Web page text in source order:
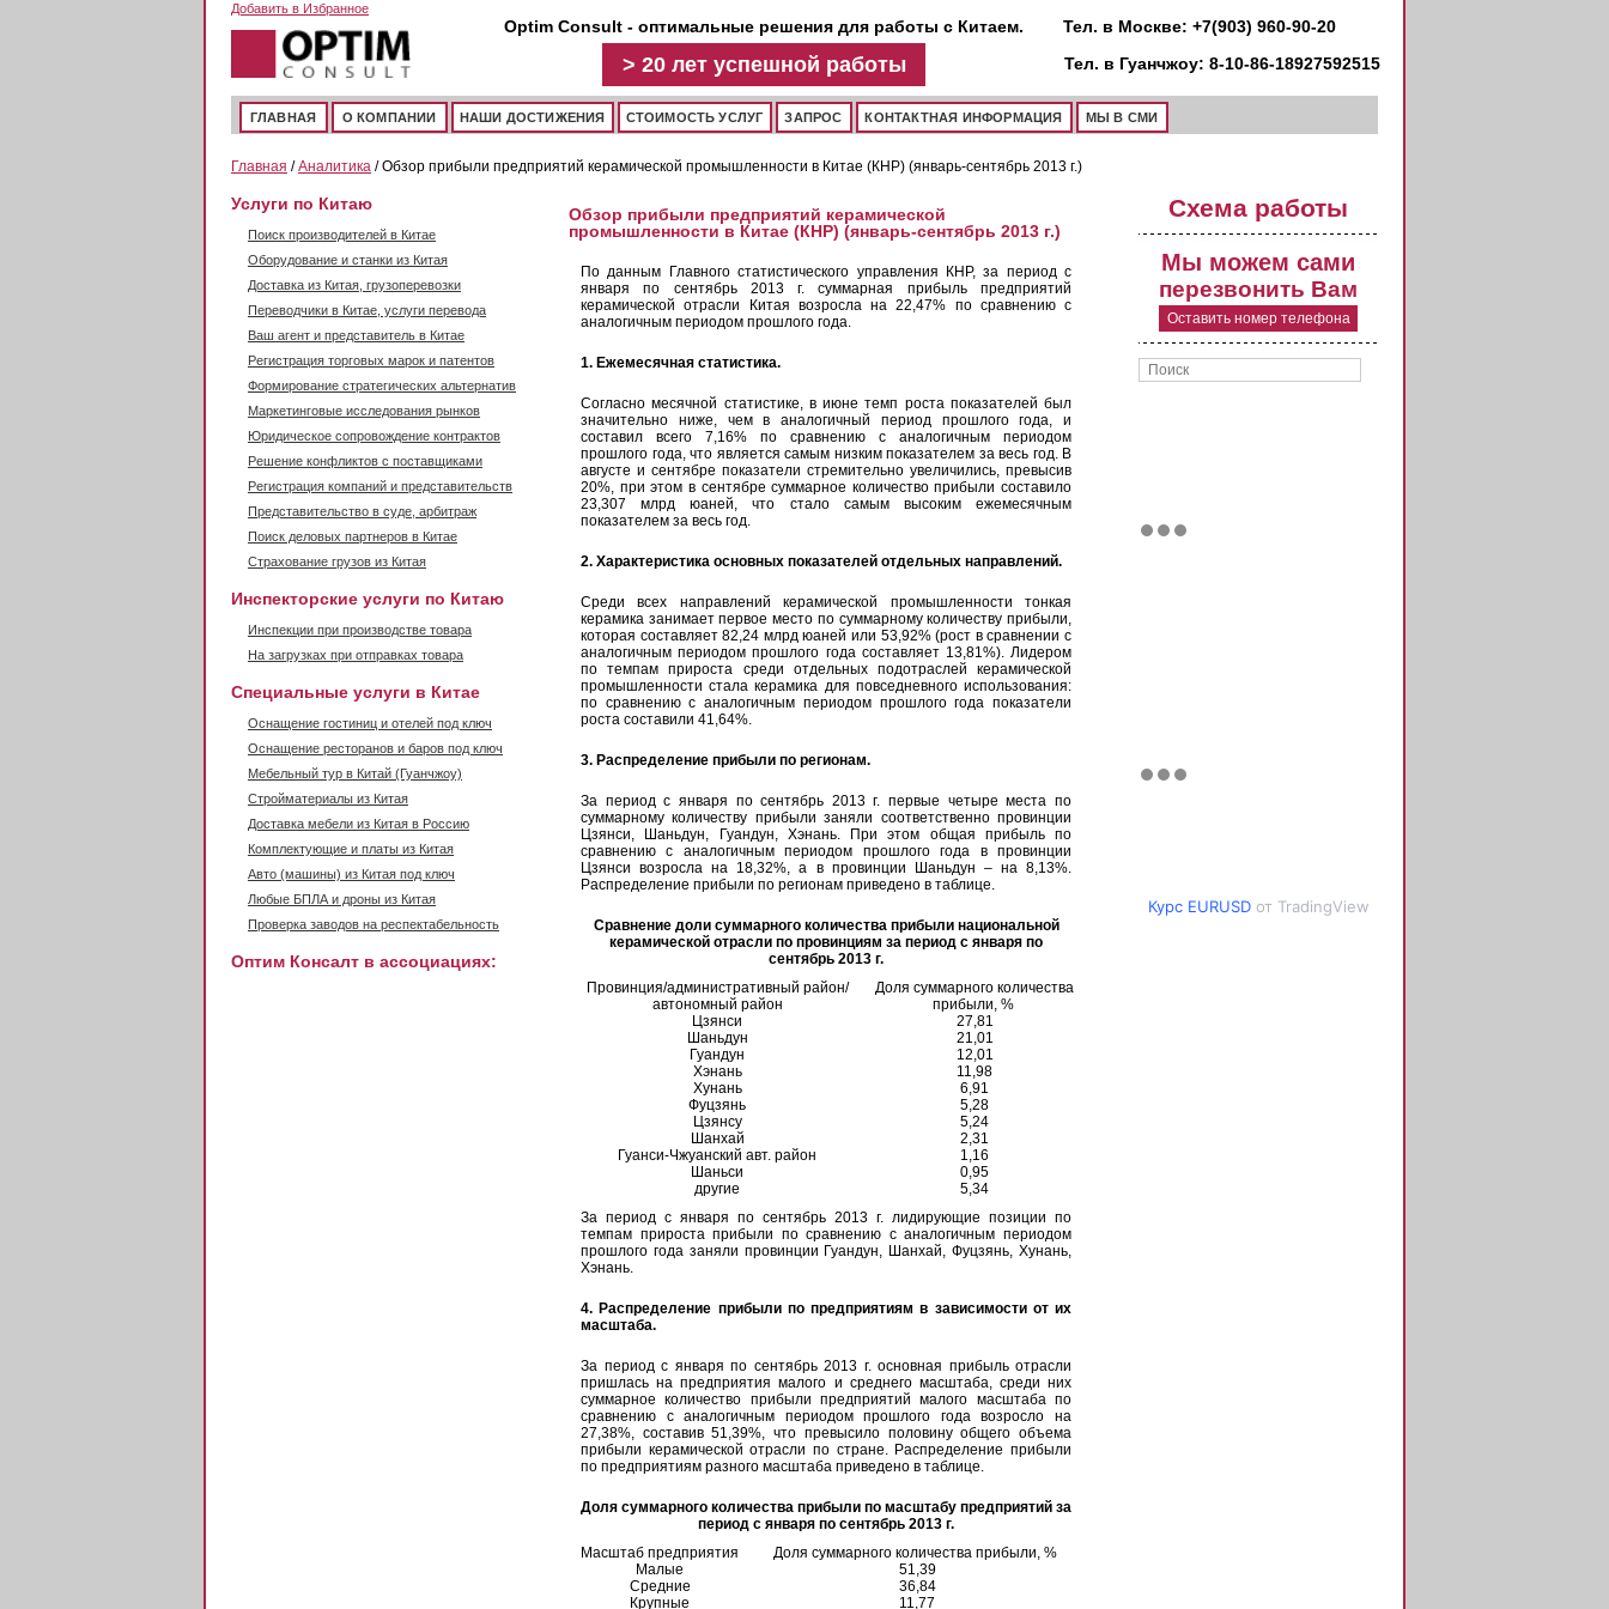
Перейти к основному содержаниюДобавить в Избранное
Optim Consult - оптимальные решения для работы с Китаем.
> 20 летуспешной работы
Тел. в Москве: +7(903) 960-90-20
Тел. в Гуанчжоу: 8-10-86-18927592515
ГЛАВНАЯ О КОМПАНИИ НАШИ ДОСТИЖЕНИЯ СТОИМОСТЬ УСЛУГ ЗАПРОС КОНТАКТНАЯ ИНФОРМАЦИЯ МЫ В СМИ
Главная /Аналитика / Обзор прибыли предприятий керамической промышленности в Китае (КНР) (январь-сентябрь 2013 г.)
Обзор прибыли предприятий керамической
промышленности в Китае (КНР) (январь-сентябрь 2013 г.)
По данным Главного статистического управления КНР, за период с
января по сентябрь 2013 г. суммарная прибыль предприятий
керамической отрасли Китая возросла на 22,47% по сравнению с
аналогичным периодом прошлого года.
1. Ежемесячная статистика.
Согласно месячной статистике, в июне темп роста показателей был
значительно ниже, чем в аналогичный период прошлого года, и
составил всего 7,16% по сравнению с аналогичным периодом
прошлого года, что является самым низким показателем за весь год. В
августе и сентябре показатели стремительно увеличились, превысив
20%, при этом в сентябре суммарное количество прибыли составило
23,307 млрд юаней, что стало самым высоким ежемесячным
показателем за весь год.
2. Характеристика основных показателей отдельных направлений.
Среди всех направлений керамической промышленности тонкая
керамика занимает первое место по суммарному количеству прибыли,
которая составляет 82,24 млрд юаней или 53,92% (рост в сравнении с
аналогичным периодом прошлого года составляет 13,81%). Лидером
по темпам прироста среди отдельных подотраслей керамической
промышленности стала керамика для повседневного использования:
по сравнению с аналогичным периодом прошлого года показатели
роста составили 41,64%.
3. Распределение прибыли по регионам.
За период с января по сентябрь 2013 г. первые четыре места по
суммарному количеству прибыли заняли соответственно провинции
Цзянси, Шаньдун, Гуандун, Хэнань. При этом общая прибыль по
сравнению с аналогичным периодом прошлого года в провинции
Цзянси возросла на 18,32%, а в провинции Шаньдун – на 8,13%.
Распределение прибыли по регионам приведено в таблице.
Сравнение доли суммарного количества прибыли национальной
керамической отрасли по провинциям за период с января по
сентябрь 2013 г.
Провинция/административный район/
автономный район
Доля суммарного количества
прибыли, %
Цзянси
27,81
Шаньдун
21,01
Гуандун
12,01
Хэнань
11,98
Хунань
6,91
Фуцзянь
5,28
Цзянсу
5,24
Шанхай
2,31
Гуанси-Чжуанский авт. район
1,16
Шаньси
0,95
другие
5,34
За период с января по сентябрь 2013 г. лидирующие позиции по
темпам прироста прибыли по сравнению с аналогичным периодом
прошлого года заняли провинции Гуандун, Шанхай, Фуцзянь, Хунань,
Хэнань.
4. Распределение прибыли по предприятиям в зависимости от их
масштаба.
За период с января по сентябрь 2013 г. основная прибыль отрасли
пришлась на предприятия малого и среднего масштаба, среди них
суммарное количество прибыли предприятий малого масштаба по
сравнению с аналогичным периодом прошлого года возросло на
27,38%, составив 51,39%, что превысило половину общего объема
прибыли керамической отрасли по стране. Распределение прибыли
по предприятиям разного масштаба приведено в таблице.
Доля суммарного количества прибыли по масштабу предприятий за
период с января по сентябрь 2013 г.
Масштаб предприятия
Доля суммарного количества прибыли, %
Малые
51,39
Средние
36,84
Крупные
11,77
Услуги по Китаю
Поиск производителей в Китае
Оборудование и станки из Китая
Доставка из Китая, грузоперевозки
Переводчики в Китае, услуги перевода
Ваш агент и представитель в Китае
Регистрация торговых марок и патентов
Формирование стратегических альтернатив
Маркетинговые исследования рынков
Юридическое сопровождение контрактов
Решение конфликтов с поставщиками
Регистрация компаний и представительств
Представительство в суде, арбитраж
Поиск деловых партнеров в Китае
Страхование грузов из Китая
Инспекторские услуги по Китаю
Инспекции при производстве товара
На загрузках при отправках товара
Специальные услуги в Китае
Оснащение гостиниц и отелей под ключ
Оснащение ресторанов и баров под ключ
Мебельный тур в Китай (Гуанчжоу)
Стройматериалы из Китая
Доставка мебели из Китая в Россию
Комплектующие и платы из Китая
Авто (машины) из Китая под ключ
Любые БПЛА и дроны из Китая
Проверка заводов на респектабельность
Оптим Консалт в ассоциациях:
Схема работы
Мы можем сами
перезвонить Вам
Оставить номер телефона
Форма поиска
Поиск
Курс EURUSDот TradingView